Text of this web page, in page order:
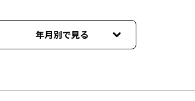
年月別で見る